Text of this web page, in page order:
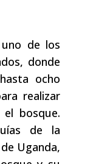
de los
donde
ocho
realizar
bosque.
de la
Uganda,